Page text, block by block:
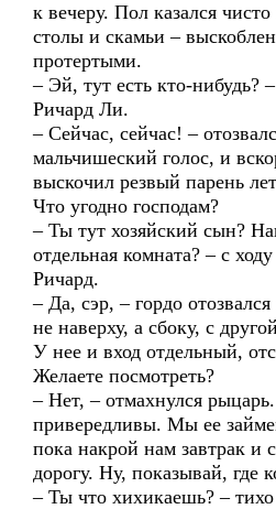
к вечеру. Пол казался
столы и скамьи –
протертыми.
– Эй, тут есть кто-нибудь?
Ричард Ли.
– Сейчас, сейчас! –
мальчишеский голос, и
выскочил резвый парень
Что угодно господам?
– Ты тут хозяйский сын?
отдельная комната? – с
Ричард.
– Да, сэр, – гордо
не наверху, а сбоку, с
У нее и вход отдельный,
Желаете посмотреть?
– Нет, – отмахнулся
привередливы. Мы ее
пока накрой нам завтрак и
дорогу. Ну, показывай, где
– Ты что хихикаешь? –